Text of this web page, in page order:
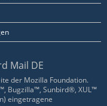
Mail DE
der Mozilla Foundation.
Bugzilla™, Sunbird®, XUL™
eingetragene